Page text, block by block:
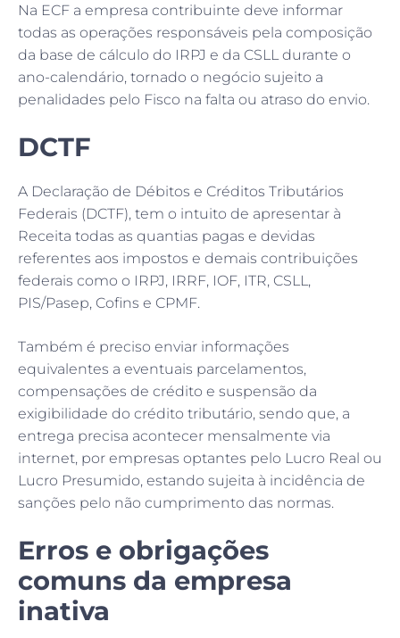
Na ECF a empresa contribuinte deve informar
todas as operações responsáveis pela composição
da base de cálculo do IRPJ e da CSLL durante o
ano-calendário, tornado o negócio sujeito a
penalidades pelo Fisco na falta ou atraso do envio.
DCTF
A Declaração de Débitos e Créditos Tributários
Federais (DCTF), tem o intuito de apresentar à
Receita todas as quantias pagas e devidas
referentes aos impostos e demais contribuições
federais como o IRPJ, IRRF, IOF, ITR, CSLL,
PIS/Pasep, Cofins e CPMF.
Também é preciso enviar informações
equivalentes a eventuais parcelamentos,
compensações de crédito e suspensão da
exigibilidade do crédito tributário, sendo que, a
entrega precisa acontecer mensalmente via
internet, por empresas optantes pelo Lucro Real ou
Lucro Presumido, estando sujeita à incidência de
sanções pelo não cumprimento das normas.
Erros e obrigações
comuns da empresa
inativa